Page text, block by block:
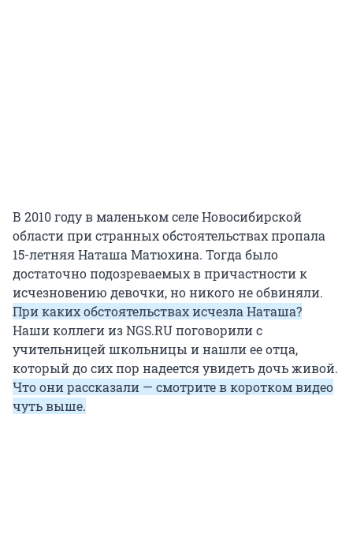
В 2010 году в маленьком селе Новосибирской
области при странных обстоятельствах пропала
15-летняя Наташа Матюхина. Тогда было
достаточно подозреваемых в причастности к
исчезновению девочки, но никого не обвиняли.
При каких обстоятельствах исчезла Наташа?
Наши коллеги из NGS.RU поговорили с
учительницей школьницы и нашли ее отца,
который до сих пор надеется увидеть дочь живой.
Что они рассказали — смотрите в коротком видео
чуть выше.